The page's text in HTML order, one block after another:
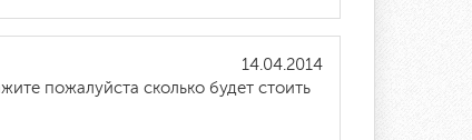
14.04.2014
пожалуйста сколько будет стоить